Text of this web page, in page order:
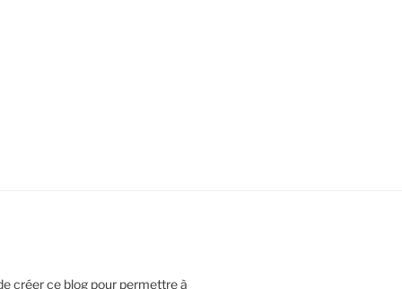
créer ce blog pour permettre à